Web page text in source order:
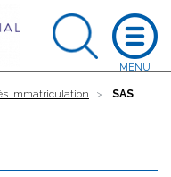
immatriculation SAS